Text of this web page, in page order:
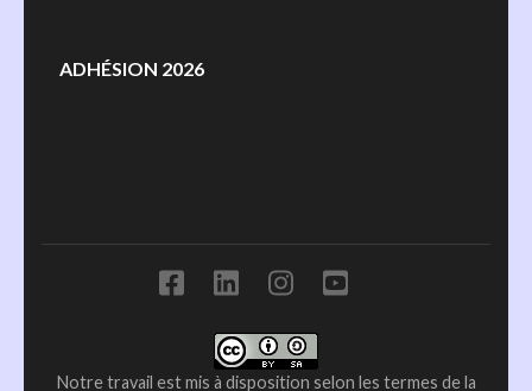
ADHÉSION 2026
Notre travail est mis à disposition selon les termes de la